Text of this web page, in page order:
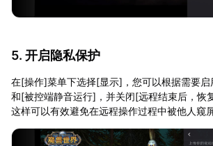
5. 开启隐私保护
在[操作]菜单下选择[显示]，您可以根据需要
和[被控端静音运行]，并关闭[远程结束后，恢
这样可以有效避免在远程操作过程中被他人窥